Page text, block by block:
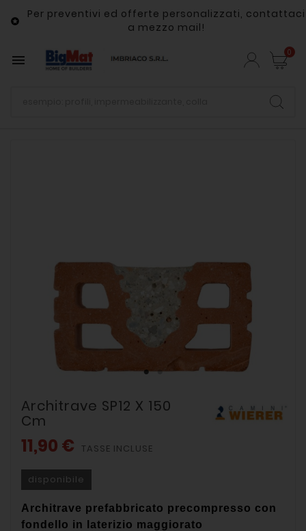

Per preventivi ed offerte personalizzati, contattaci
a mezzo mail!
 0
Architrave SP12 X 150
Cm
11,90 € TASSE INCLUSE
disponibile
Architrave prefabbricato precompresso con
fondello in laterizio maggiorato